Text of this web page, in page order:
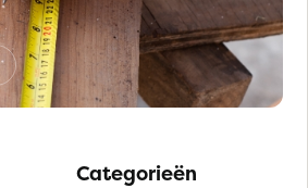
Categorieën